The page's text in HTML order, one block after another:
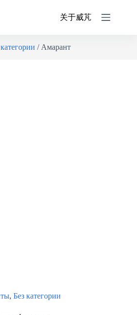
关于威芃
/ Амарант
, Без категории